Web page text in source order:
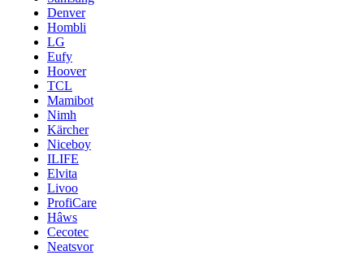
Denver
Hombli
LG
Eufy
Hoover
TCL
Mamibot
Nimh
Kärcher
Niceboy
ILIFE
Elvita
Livoo
ProfiCare
Hâws
Cecotec
Neatsvor